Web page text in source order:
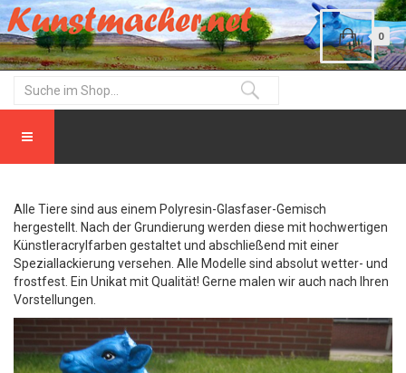
0
Alle Tiere sind aus einem Polyresin-Glasfaser-Gemisch
hergestellt. Nach der Grundierung werden diese mit hochwertigen
Künstleracrylfarben gestaltet und abschließend mit einer
Speziallackierung versehen. Alle Modelle sind absolut wetter- und
frostfest. Ein Unikat mit Qualität! Gerne malen wir auch nach Ihren
Vorstellungen.